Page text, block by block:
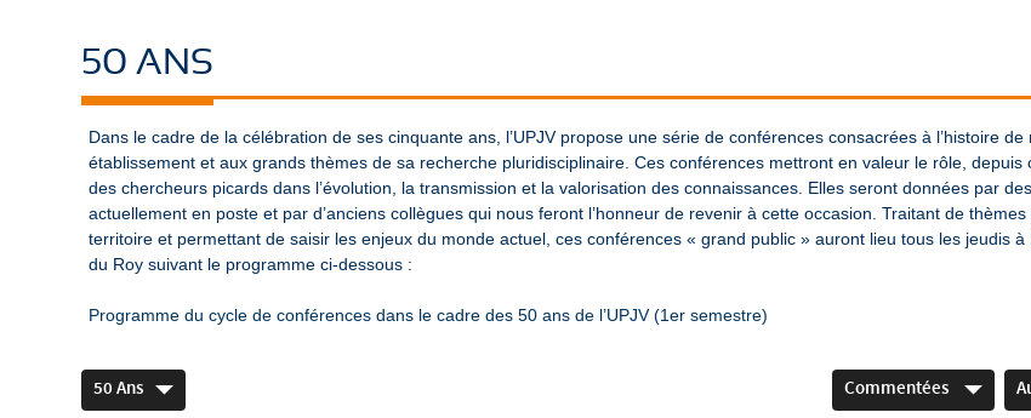
50 ANS
Dans le cadre de la célébration de ses cinquante ans, l’UPJV propose une série de conférences consacrées à l’histoire de
établissement et aux grands thèmes de sa recherche pluridisciplinaire. Ces conférences mettront en valeur le rôle, depuis
des chercheurs picards dans l’évolution, la transmission et la valorisation des connaissances. Elles seront données par
actuellement en poste et par d’anciens collègues qui nous feront l’honneur de revenir à cette occasion. Traitant de
territoire et permettant de saisir les enjeux du monde actuel, ces conférences « grand public » auront lieu tous les jeudis à
du Roy suivant le programme ci-dessous :
Programme du cycle de conférences dans le cadre des 50 ans de l’UPJV (1er semestre)
50 Ans Commentées